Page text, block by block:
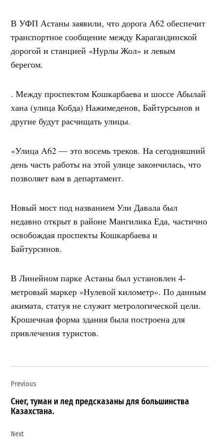
В УФП Астаны заявили, что дорога А62 обеспечит
транспортное сообщение между Карагандинской
дорогой и станцией «Нурлы Жол» и левым
берегом.
. Между проспектом Кошкарбаева и шоссе Абылай
хана (улица Кобда) Нажимеденов, Байтурсынов и
другие будут расчищать улицы.
«Улица A62 — это восемь треков. На сегодняшний
день часть работы на этой улице закончилась, что
позволяет вам в департамент.
Новый мост под названием Ули Давала был
недавно открыт в районе Мангилика Еда, частично
освобождая проспекты Кошкарбаева и
Байтурсинов.
В Линейном парке Астаны был установлен 4-
метровый маркер «Нулевой километр». По данным
акимата, статуя не служит метрологической цели.
Крошечная форма здания была построена для
привлечения туристов.
по
записям
Previous
Снег, туман и лед предсказаны для большинства
Казахстана.
Next